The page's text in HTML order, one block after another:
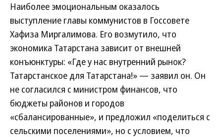
Наиболее эмоциональным оказалось
выступление главы коммунистов в Госсовете
Хафиза Миргалимова. Его возмутило, что
экономика Татарстана зависит от внешней
конъюнктуры: «Где у нас внутренний рынок?
Татарстанское для Татарстана!» — заявил он. Он
не согласился с министром финансов, что
бюджеты районов и городов
«сбалансированные», и предложил «поделиться с
сельскими поселениями», но с условием, что